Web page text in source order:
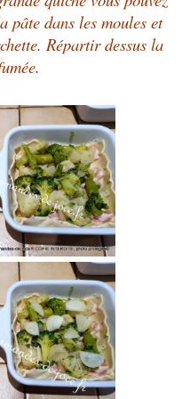
pâte dans les moules et
Répartir dessus la